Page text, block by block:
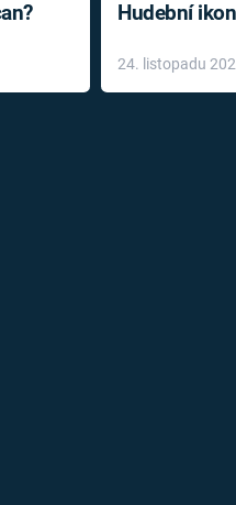
Hudební
léky
24. listopadu